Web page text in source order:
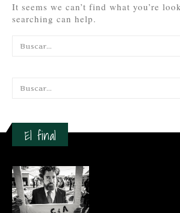
It seems we can’t find what you’re
searching can help.
El final